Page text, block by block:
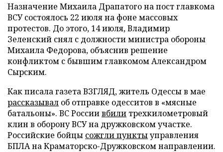
Назначение Михаила Драпатого на пост главкома
ВСУ состоялось 22 июля на фоне массовых
протестов. До этого, 14 июля, Владимир
Зеленский снял с должности министра обороны
Михаила Федорова, объяснив решение
конфликтом с бывшим главкомом Александром
Сырским.
Как писала газета ВЗГЛЯД, житель Одессы в мае
рассказывал об отправке одесситов в «мясные
батальоны». ВС Россиивбили трехкилометровый
клин в оборону ВСУ на дружковском участке.
Российские бойцы сожгли пунктыуправления
БПЛА на Краматорско-Дружковском направлении.